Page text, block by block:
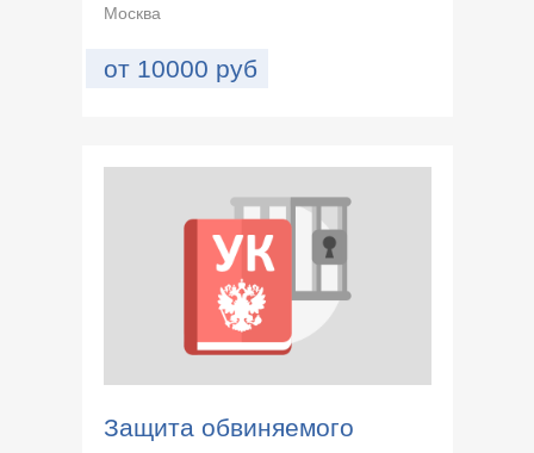
Москва
от 10000 руб
Защита обвиняемого